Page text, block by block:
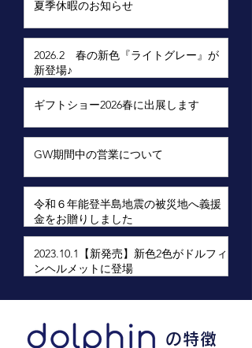
夏季休暇のお知らせ
2026.2 春の新色『ライトグレー』が
新登場♪
ギフトショー2026春に出展します
GW期間中の営業について
令和６年能登半島地震の被災地へ義援
金をお贈りしました
2023.10.1【新発売】新色2色がドルフィ
ンヘルメットに登場
の特徴